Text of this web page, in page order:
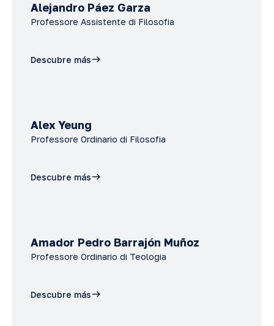
Alejandro Páez Garza
Professore Assistente di Filosofia
Descubre más
Alex Yeung
Professore Ordinario di Filosofia
Descubre más
Amador Pedro Barrajón Muñoz
Professore Ordinario di Teologia
Descubre más